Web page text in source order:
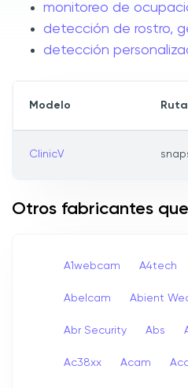
monitoreo de
detección de rostro,
detección
Modelo Ruta
ClinicV
Otros fabricantes
A1webcam A4tech
Abelcam Abient
Abr Security Abs
Ac38xx Acam